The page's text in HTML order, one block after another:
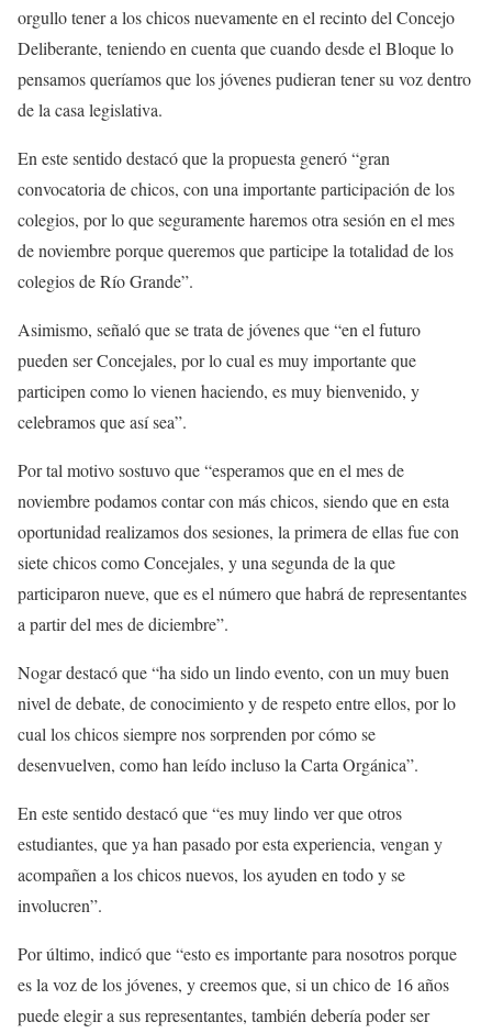
orgullo tener a los chicos nuevamente en el recinto del Concejo
Deliberante, teniendo en cuenta que cuando desde el Bloque lo
pensamos queríamos que los jóvenes pudieran tener su voz dentro
de la casa legislativa.
En este sentido destacó que la propuesta generó “gran
convocatoria de chicos, con una importante participación de los
colegios, por lo que seguramente haremos otra sesión en el mes
de noviembre porque queremos que participe la totalidad de los
colegios de Río Grande”.
Asimismo, señaló que se trata de jóvenes que “en el futuro
pueden ser Concejales, por lo cual es muy importante que
participen como lo vienen haciendo, es muy bienvenido, y
celebramos que así sea”.
Por tal motivo sostuvo que “esperamos que en el mes de
noviembre podamos contar con más chicos, siendo que en esta
oportunidad realizamos dos sesiones, la primera de ellas fue con
siete chicos como Concejales, y una segunda de la que
participaron nueve, que es el número que habrá de representantes
a partir del mes de diciembre”.
Nogar destacó que “ha sido un lindo evento, con un muy buen
nivel de debate, de conocimiento y de respeto entre ellos, por lo
cual los chicos siempre nos sorprenden por cómo se
desenvuelven, como han leído incluso la Carta Orgánica”.
En este sentido destacó que “es muy lindo ver que otros
estudiantes, que ya han pasado por esta experiencia, vengan y
acompañen a los chicos nuevos, los ayuden en todo y se
involucren”.
Por último, indicó que “esto es importante para nosotros porque
es la voz de los jóvenes, y creemos que, si un chico de 16 años
puede elegir a sus representantes, también debería poder ser